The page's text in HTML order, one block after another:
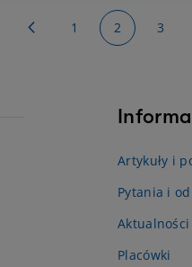
Strona
PowrótStrona
1 You're
2 Strona
3
Artykuły i
Pytania i
Placówki